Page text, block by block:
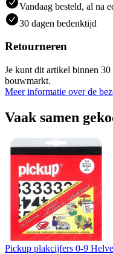
Vandaag besteld, al na
30 dagen bedenktijd
Retourneren
Je kunt dit artikel binnen
bouwmarkt.
Meer informatie over de
Vaak samen
Pickup plakcijfers 0-9